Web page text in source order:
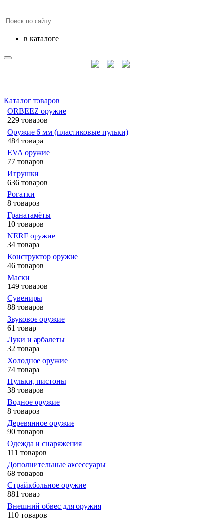
в каталоге
Каталог товаров
ORBEEZ оружие
229 товаров
Оружие 6 мм (пластиковые пульки)
484 товара
EVA оружие
77 товаров
Игрушки
636 товаров
Рогатки
8 товаров
Гранатамёты
10 товаров
NERF оружие
34 товара
Конструктор оружие
46 товаров
Маски
149 товаров
Сувениры
88 товаров
Звуковое оружие
61 товар
Луки и арбалеты
32 товара
Холодное оружие
74 товара
Пульки, пистоны
38 товаров
Водное оружие
8 товаров
Деревянное оружие
90 товаров
Одежда и снаряжения
111 товаров
Дополнительные аксессуары
68 товаров
Страйкбольное оружие
881 товар
Внешний обвес для оружия
110 товаров